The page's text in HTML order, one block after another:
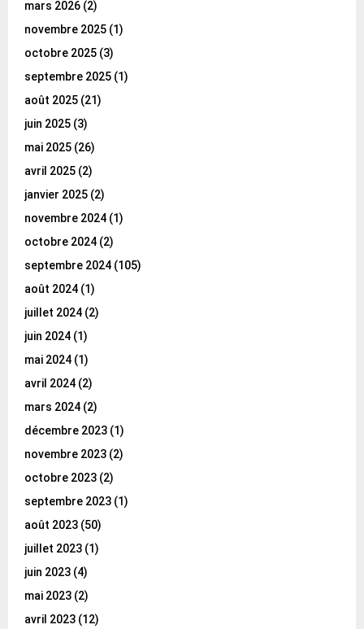
mars 2026 (2)
novembre 2025 (1)
octobre 2025 (3)
septembre 2025 (1)
août 2025 (21)
juin 2025 (3)
mai 2025 (26)
avril 2025 (2)
janvier 2025 (2)
novembre 2024 (1)
octobre 2024 (2)
septembre 2024 (105)
août 2024 (1)
juillet 2024 (2)
juin 2024 (1)
mai 2024 (1)
avril 2024 (2)
mars 2024 (2)
décembre 2023 (1)
novembre 2023 (2)
octobre 2023 (2)
septembre 2023 (1)
août 2023 (50)
juillet 2023 (1)
juin 2023 (4)
mai 2023 (2)
avril 2023 (12)